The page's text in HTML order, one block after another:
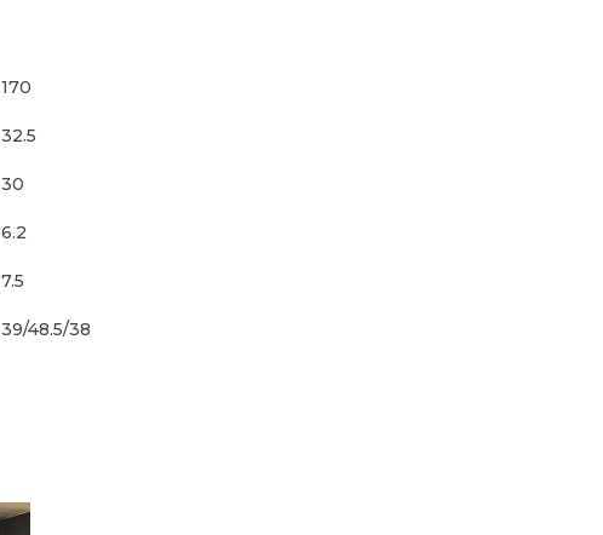
170
32.5
30
6.2
7.5
39/48.5/38